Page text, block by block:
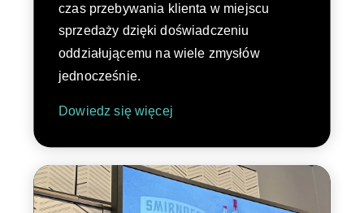
czas przebywania klienta w miejscu
sprzedaży dzięki doświadczeniu
oddziałującemu na wiele zmysłów
jednocześnie.
Dowiedz się więcej